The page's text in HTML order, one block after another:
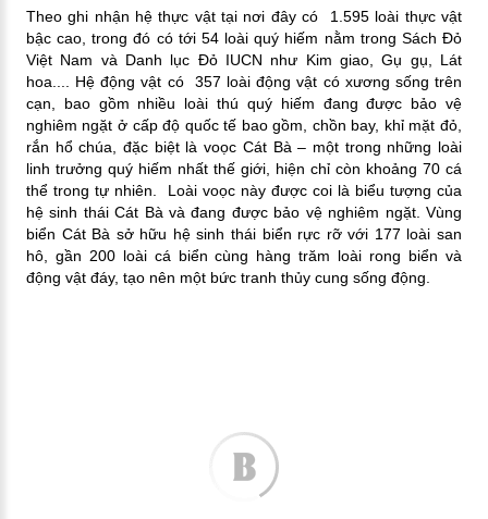
Theo ghi nhận hệ thực vật tại nơi đây có 1.595 loài thực vật
bậc cao, trong đó có tới 54 loài quý hiếm nằm trong Sách Đỏ
Việt Nam và Danh lục Đỏ IUCN như Kim giao, Gụ gụ, Lát
hoa.... Hệ động vật có 357 loài động vật có xương sống trên
cạn, bao gồm nhiều loài thú quý hiếm đang được bảo vệ
nghiêm ngặt ở cấp độ quốc tế bao gồm, chồn bay, khỉ mặt đỏ,
rắn hổ chúa, đặc biệt là voọc Cát Bà – một trong những loài
linh trưởng quý hiếm nhất thế giới, hiện chỉ còn khoảng 70 cá
thể trong tự nhiên. Loài voọc này được coi là biểu tượng của
hệ sinh thái Cát Bà và đang được bảo vệ nghiêm ngặt. Vùng
biển Cát Bà sở hữu hệ sinh thái biển rực rỡ với 177 loài san
hô, gần 200 loài cá biển cùng hàng trăm loài rong biển và
động vật đáy, tạo nên một bức tranh thủy cung sống động.